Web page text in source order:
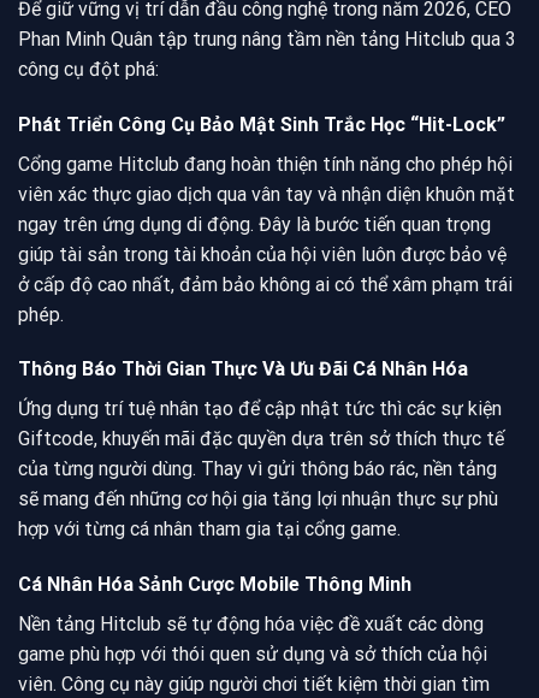
Để giữ vững vị trí dẫn đầu công nghệ trong năm 2026, CEO
Phan Minh Quân tập trung nâng tầm nền tảng Hitclub qua 3
công cụ đột phá:
Phát Triển Công Cụ Bảo Mật Sinh Trắc Học “Hit-Lock”
Cổng game Hitclub đang hoàn thiện tính năng cho phép hội
viên xác thực giao dịch qua vân tay và nhận diện khuôn mặt
ngay trên ứng dụng di động. Đây là bước tiến quan trọng
giúp tài sản trong tài khoản của hội viên luôn được bảo vệ
ở cấp độ cao nhất, đảm bảo không ai có thể xâm phạm trái
phép.
Thông Báo Thời Gian Thực Và Ưu Đãi Cá Nhân Hóa
Ứng dụng trí tuệ nhân tạo để cập nhật tức thì các sự kiện
Giftcode, khuyến mãi đặc quyền dựa trên sở thích thực tế
của từng người dùng. Thay vì gửi thông báo rác, nền tảng
sẽ mang đến những cơ hội gia tăng lợi nhuận thực sự phù
hợp với từng cá nhân tham gia tại cổng game.
Cá Nhân Hóa Sảnh Cược Mobile Thông Minh
Nền tảng Hitclub sẽ tự động hóa việc đề xuất các dòng
game phù hợp với thói quen sử dụng và sở thích của hội
viên. Công cụ này giúp người chơi tiết kiệm thời gian tìm